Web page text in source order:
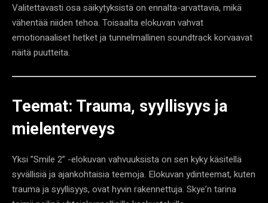
Valitettavasti osa säikytyksistä on ennalta-arvattavia, mikä
vähentää niiden tehoa. Toisaalta elokuvan vahvat
emotionaaliset hetket ja tunnelmallinen soundtrack korvaavat
näitä puutteita.
Teemat: Trauma, syyllisyys ja
mielenterveys
Yksi ”Smile 2” -elokuvan vahvuuksista on sen kyky käsitellä
syvällisiä ja ajankohtaisia teemoja. Elokuvan ydinteemat, kuten
trauma ja syyllisyys, ovat hyvin rakennettuja. Skye’n tarina